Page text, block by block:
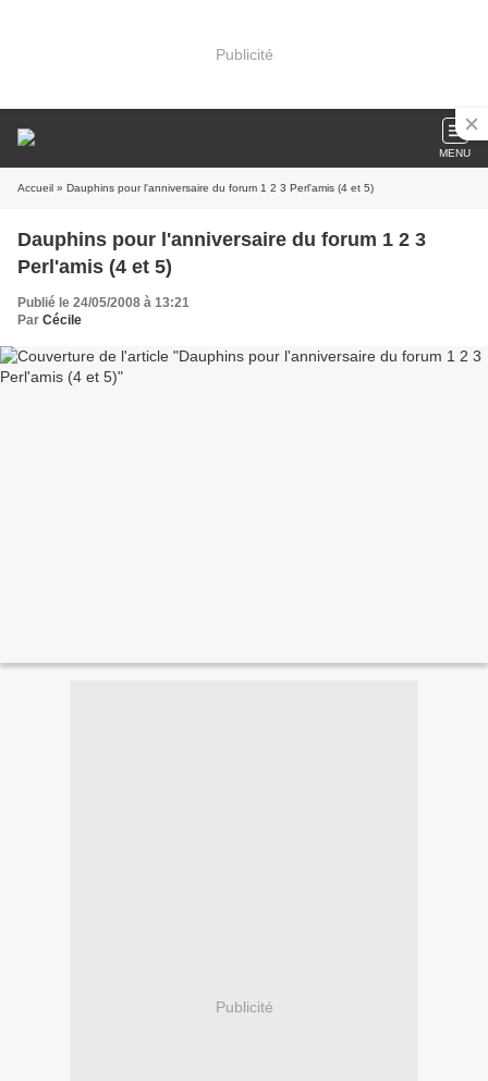
Publicité
MENU
Accueil » Dauphins pour l'anniversaire du forum 1 2 3 Perl'amis (4 et 5)
Dauphins pour l'anniversaire du forum 1 2 3
Perl'amis (4 et 5)
Publié le 24/05/2008 à 13:21
Par Cécile
Publicité